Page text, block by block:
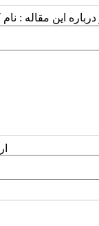
این مقاله :